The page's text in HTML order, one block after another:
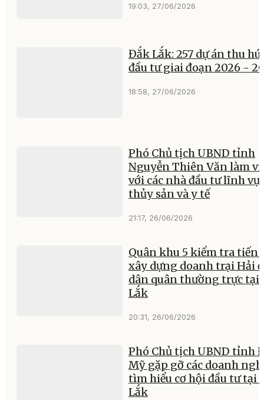
19:03, 27/06/2026
Đắk Lắk: 257 dự án thu
đầu tư giai đoạn 2026 -
18:58, 27/06/2026
Phó Chủ tịch UBND tỉnh
Nguyễn Thiên Văn làm
với các nhà đầu tư lĩnh
thủy sản và y tế
21:17, 26/06/2026
Quân khu 5 kiểm tra tiến
xây dựng doanh trại Hải
dân quân thường trực tại
Lắk
20:31, 26/06/2026
Phó Chủ tịch UBND tỉnh
Mỹ gặp gỡ các doanh
tìm hiểu cơ hội đầu tư tại
Lắk